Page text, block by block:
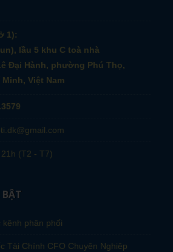
1):
lầu 5 khu C toà nhà
Đại Hành, phường Phú Thọ,
Việt Nam
(T2 - T7)
kênh phân phối
Tài Chính CFO Chuyên Nghiêp